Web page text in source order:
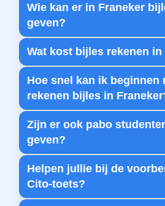
Wie kan er in Franeker
geven?
Wat kost bijles rekenen in
Hoe snel kan ik beginnen
rekenen bijles in
Zijn er ook pabo
geven?
Helpen jullie bij de
Cito-toets?